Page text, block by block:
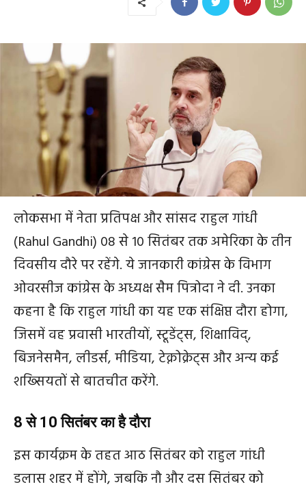
लोकसभा में नेता प्रतिपक्ष और सांसद राहुल गांधी
(Rahul Gandhi) 08 से 10 सितंबर तक अमेरिका के तीन
दिवसीय दौरे पर रहेंगे. ये जानकारी कांग्रेस के विभाग
ओवरसीज कांग्रेस के अध्यक्ष सैम पित्रोदा ने दी. उनका
कहना है कि राहुल गांधी का यह एक संक्षिप्त दौरा होगा,
जिसमें वह प्रवासी भारतीयों, स्टूडेंट्स, शिक्षाविद्,
बिजनेसमैन, लीडर्स, मीडिया, टेक्नोक्रेट्स और अन्य कई
शख्सियतों से बातचीत करेंगे.
8से 10सितंबर का है दौरा
इस कार्यक्रम के तहत आठ सितंबर को राहुल गांधी
डलास शहर में होंगे, जबकि नौ और दस सितंबर को